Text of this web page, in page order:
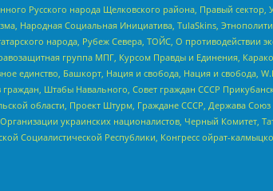
Русского народа Щелковского района, Правый сектор,
Народная Социальная Инициатива, TulaSkins,
народа, Рубеж Севера, ТОЙС, О противодействии
группа МПГ, Курсом Правды и Единения,
единство, Башкорт, Нация и свобода, Нация и свобода,
Штабы Навального, Совет граждан СССР
области, Проект Штурм, Граждане СССР, Держава Союз
украинских националистов, Черный Комитет,
Социалистической Республики, Конгресс ойрат-